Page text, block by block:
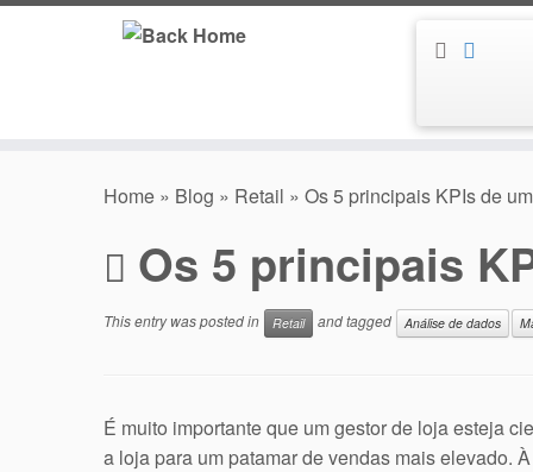
Skip
Home » Blog » Retail » Os 5 principais KPIs de
Os 5 principais
This entry was posted in Retail and tagged Análise de dados
É muito importante que um gestor de loja esteja
a loja para um patamar de vendas mais elevado.